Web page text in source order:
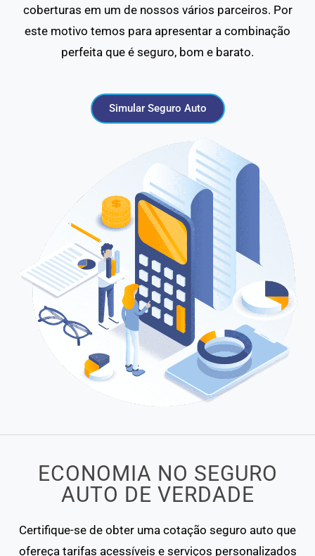
coberturas em um de nossos vários parceiros. Por
este motivo temos para apresentar a combinação
perfeita que é seguro, bom e barato.
Simular Seguro Auto
ECONOMIA NO SEGURO
AUTO DE VERDADE
Certifique-se de obter uma cotação seguro auto que
ofereça tarifas acessíveis e serviços personalizados